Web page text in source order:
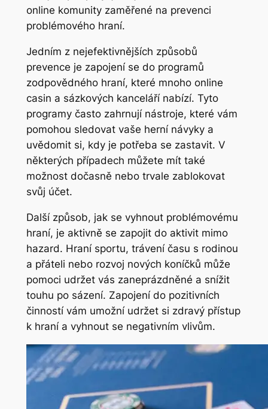
online komunity zaměřené na prevenci
problémového hraní.
Jedním z nejefektivnějších způsobů
prevence je zapojení se do programů
zodpovědného hraní, které mnoho online
casin a sázkových kanceláří nabízí. Tyto
programy často zahrnují nástroje, které vám
pomohou sledovat vaše herní návyky a
uvědomit si, kdy je potřeba se zastavit. V
některých případech můžete mít také
možnost dočasně nebo trvale zablokovat
svůj účet.
Další způsob, jak se vyhnout problémovému
hraní, je aktivně se zapojit do aktivit mimo
hazard. Hraní sportu, trávení času s rodinou
a přáteli nebo rozvoj nových koníčků může
pomoci udržet vás zaneprázdněné a snížit
touhu po sázení. Zapojení do pozitivních
činností vám umožní udržet si zdravý přístup
k hraní a vyhnout se negativním vlivům.